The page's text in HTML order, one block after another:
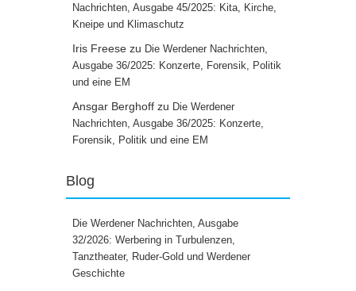
Nachrichten, Ausgabe 45/2025: Kita, Kirche,
Kneipe und Klimaschutz
Iris Freese zu Die Werdener Nachrichten,
Ausgabe 36/2025: Konzerte, Forensik, Politik
und eine EM
Ansgar Berghoff zu Die Werdener
Nachrichten, Ausgabe 36/2025: Konzerte,
Forensik, Politik und eine EM
Blog
Die Werdener Nachrichten, Ausgabe
32/2026: Werbering in Turbulenzen,
Tanztheater, Ruder-Gold und Werdener
Geschichte